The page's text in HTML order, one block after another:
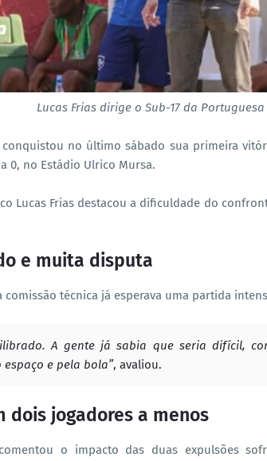
Lucas Frias dirige o Sub-17 da
no último sábado sua primeira
0, no Estádio Ulrico Mursa.
Lucas Frias destacou a dificuldade do
e muita disputa
técnica já esperava uma partida
A gente já sabia que seria difícil,
e pela bola”, avaliou.
dois jogadores a menos
o impacto das duas expulsões